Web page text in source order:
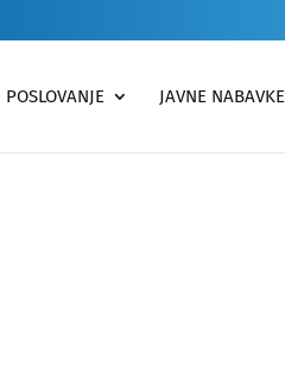
POSLOVANJE JAVNE NABAVKE